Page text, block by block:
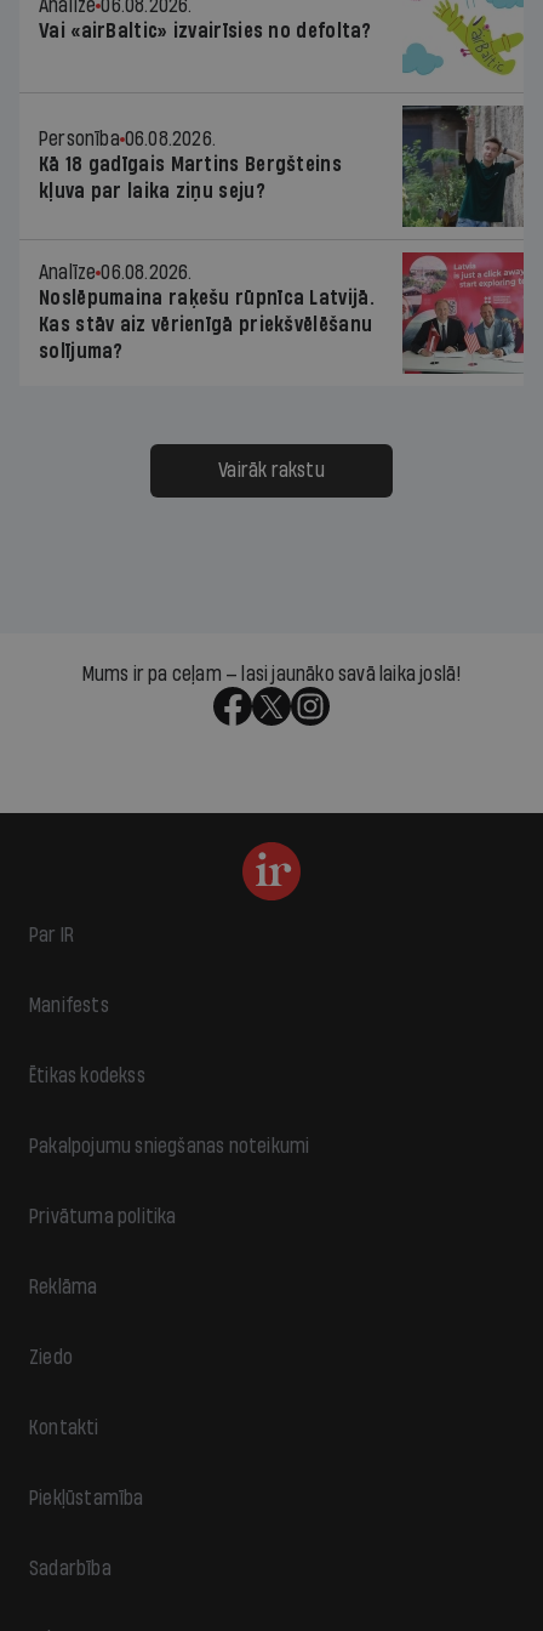
Analīze 06.08.2026.
Vai «airBaltic» izvairīsies no defolta?
Personība 06.08.2026.
Kā 18 gadīgais Martins Bergšteins
kļuva par laika ziņu seju?
Analīze 06.08.2026.
Noslēpumaina raķešu rūpnīca Latvijā.
Kas stāv aiz vērienīgā priekšvēlēšanu
solījuma?
Vairāk rakstu
Mums ir pa ceļam — lasi jaunāko savā laika joslā!
Par IR
Manifests
Ētikas kodekss
Pakalpojumu sniegšanas noteikumi
Privātuma politika
Reklāma
Ziedo
Kontakti
Piekļūstamība
Sadarbība